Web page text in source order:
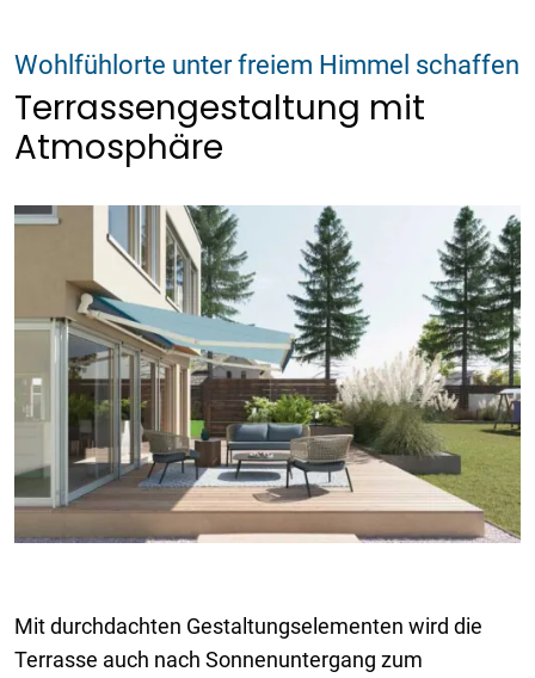
Wohlfühlorte unter freiem Himmel schaffen
Terrassengestaltung mit
Atmosphäre
Mit durchdachten Gestaltungselementen wird die
Terrasse auch nach Sonnenuntergang zum